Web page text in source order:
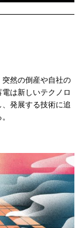
然の倒産や自社の
は新しいテクノロ
発展する技術に追